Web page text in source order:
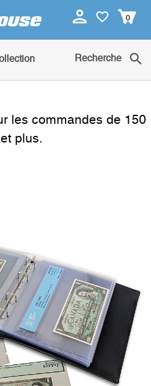
0
Recherche
les commandes de 150
plus.